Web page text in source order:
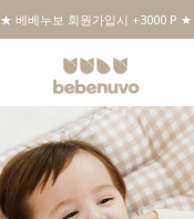
★ 베베누보 회원가입시 +3000 P ★